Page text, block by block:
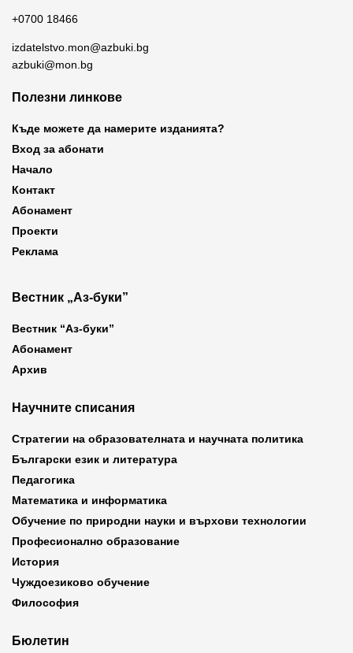
+0700 18466
izdatelstvo.mon@azbuki.bg
azbuki@mon.bg
Полезни линкове
Къде можете да намерите изданията?
Вход за абонати
Начало
Контакт
Абонамент
Проекти
Реклама
Вестник „Аз-буки”
Вестник “Аз-буки”
Абонамент
Архив
Научните списания
Стратегии на образователната и научната политика
Български език и литература
Педагогика
Математика и информатика
Обучение по природни науки и върхови технологии
Професионално образование
История
Чуждоезиково обучение
Философия
Бюлетин